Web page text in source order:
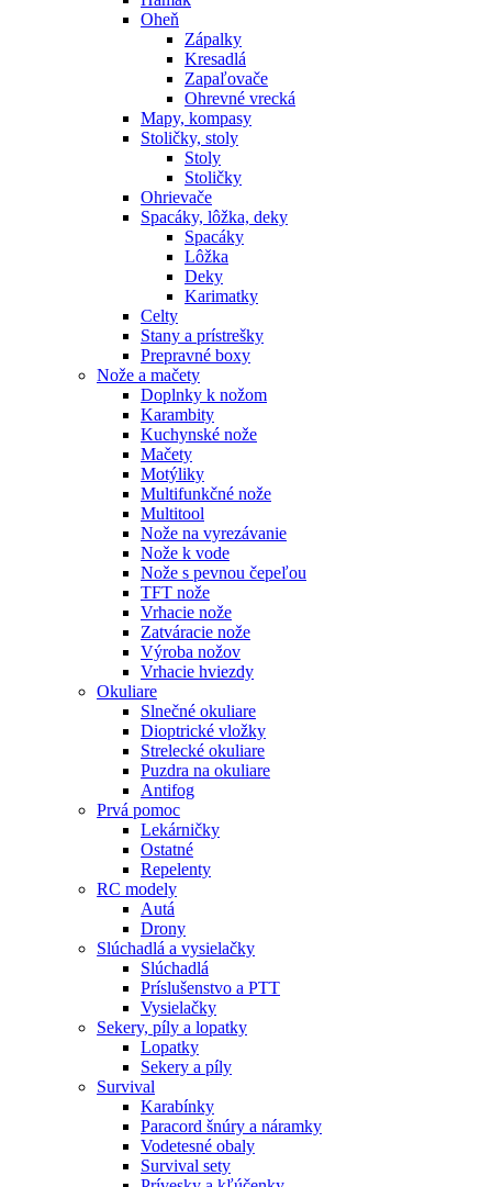
Oheň
Zápalky
Kresadlá
Zapaľovače
Ohrevné vrecká
Mapy, kompasy
Stoličky, stoly
Stoly
Stoličky
Ohrievače
Spacáky, lôžka, deky
Spacáky
Lôžka
Deky
Karimatky
Celty
Stany a prístrešky
Prepravné boxy
Nože a mačety
Doplnky k nožom
Karambity
Kuchynské nože
Mačety
Motýliky
Multifunkčné nože
Multitool
Nože na vyrezávanie
Nože k vode
Nože s pevnou čepeľou
TFT nože
Vrhacie nože
Zatváracie nože
Výroba nožov
Vrhacie hviezdy
Okuliare
Slnečné okuliare
Dioptrické vložky
Strelecké okuliare
Puzdra na okuliare
Antifog
Prvá pomoc
Lekárničky
Ostatné
Repelenty
RC modely
Autá
Drony
Slúchadlá a vysielačky
Slúchadlá
Príslušenstvo a PTT
Vysielačky
Sekery, píly a lopatky
Lopatky
Sekery a píly
Survival
Karabínky
Paracord šnúry a náramky
Vodetesné obaly
Survival sety